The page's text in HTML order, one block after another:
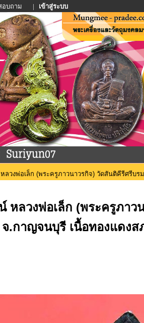
อบถาม | เข้าสู่ระบบ
ลวงพ่อเล็ก (พระครูภาวนาวรกิจ) วัดสันติคีรีศรีบร
หลวงพ่อเล็ก (พระครูภา
.กาญจนบุรี เนื้อทองแดง